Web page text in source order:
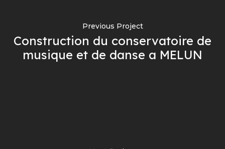
Previous Project
Construction du conservatoire de
musique et de danse a MELUN